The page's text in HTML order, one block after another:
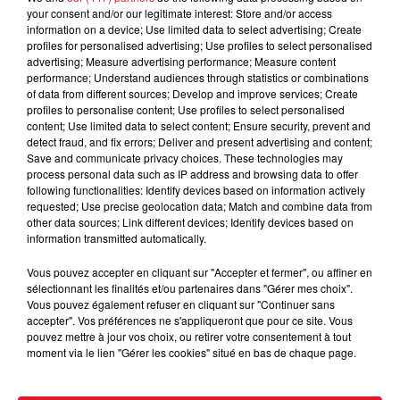
15 juillet 2026
BÉTHUNE: ENQUÊTE POUR HOMICIDE
VOLONTAIRE EN COURS, APRÈS LA...
Selon les premiers éléments, le logement servait
à des prostituées
your consent and/or our legitimate interest: Store and/or access
information on a device; Use limited data to select advertising; Create
profiles for personalised advertising; Use profiles to select personalised
advertising; Measure advertising performance; Measure content
performance; Understand audiences through statistics or combinations
of data from different sources; Develop and improve services; Create
profiles to personalise content; Use profiles to select personalised
content; Use limited data to select content; Ensure security, prevent and
detect fraud, and fix errors; Deliver and present advertising and content;
Save and communicate privacy choices. These technologies may
process personal data such as IP address and browsing data to offer
following functionalities: Identify devices based on information actively
requested; Use precise geolocation data; Match and combine data from
other data sources; Link different devices; Identify devices based on
information transmitted automatically.
Vous pouvez accepter en cliquant sur "Accepter et fermer", ou affiner en
sélectionnant les finalités et/ou partenaires dans "Gérer mes choix".
Vous pouvez également refuser en cliquant sur "Continuer sans
accepter". Vos préférences ne s'appliqueront que pour ce site. Vous
pouvez mettre à jour vos choix, ou retirer votre consentement à tout
moment via le lien "Gérer les cookies" situé en bas de chaque page.